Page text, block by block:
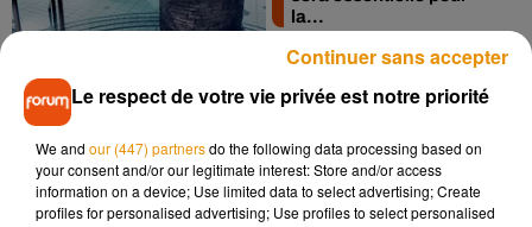
la...
Le respect de votre vie privée est notre priorité
We and our (447) partnersdo the following data processing based on
your consent and/or our legitimate interest: Store and/or access
information on a device; Use limited data to select advertising; Create
profiles for personalised advertising; Use profiles to select personalised
Continuer sans accepter